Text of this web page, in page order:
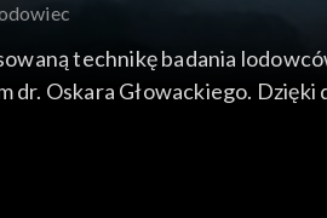
technikę badania
dr. Oskara Głowackiego.
o międzynarodowym